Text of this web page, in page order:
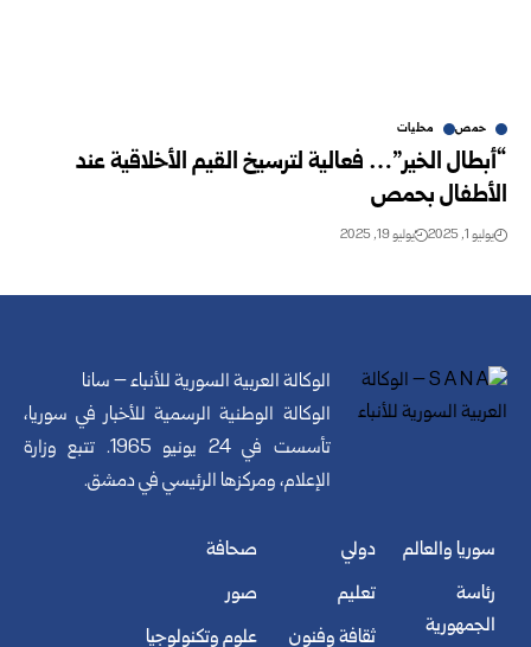
حمص محليات
“أبطال الخير”… فعالية لترسيخ القيم الأخلاقية عند
الأطفال بحمص
يوليو 1, 2025 يوليو 19, 2025
الوكالة العربية السورية للأنباء – سانا
الوكالة الوطنية الرسمية للأخبار في سوريا،
تأسست في 24 يونيو 1965. تتبع وزارة
الإعلام، ومركزها الرئيسي في دمشق.
سوريا والعالم
رئاسة
الجمهورية
دولي
تعليم
ثقافة وفنون
صحافة
صور
علوم وتكنولوجيا